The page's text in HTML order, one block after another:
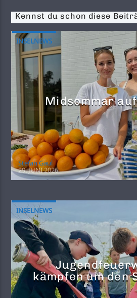
Kennst du schon diese
INSELNEWS
Midsommar
Stefan Gaul
29. JUNI 2026
INSELNEWS
kämpfen um den